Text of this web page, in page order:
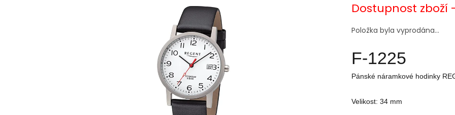
cena:
Dostupnost zboží
Položka byla vyprodána…
F-1225
Pánské náramkové hodinky
Velikost: 34 mm